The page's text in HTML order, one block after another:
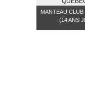
MANTEAU CLUB
(14 ANS